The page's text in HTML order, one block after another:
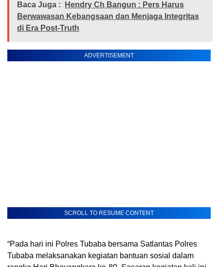
Baca Juga :
Hendry Ch Bangun : Pers Harus
Berwawasan Kebangsaan dan Menjaga Integritas
di Era Post-Truth
ADVERTISEMENT
SCROLL TO RESUME CONTENT
“Pada hari ini Polres Tubaba bersama Satlantas Polres
Tubaba melaksanakan kegiatan bantuan sosial dalam